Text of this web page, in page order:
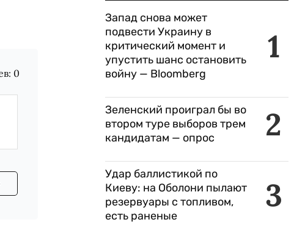
0
1
Запад снова может
подвести Украину в
критический момент и
упустить шанс остановить
войну — Bloomberg
2
Зеленский проиграл бы во
втором туре выборов трем
кандидатам — опрос
3
Удар баллистикой по
Киеву: на Оболони пылают
резервуары с топливом,
есть раненые